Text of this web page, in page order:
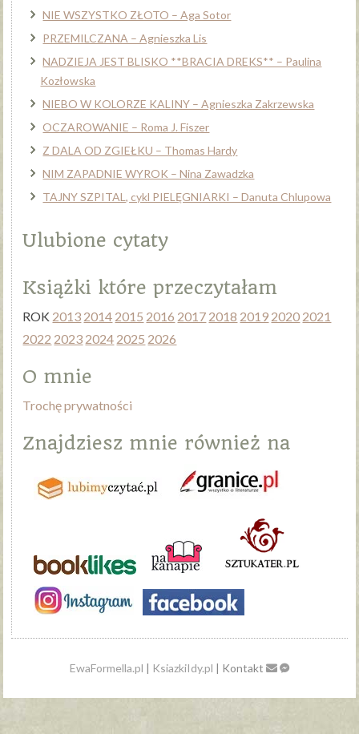
NIE WSZYSTKO ZŁOTO – Aga Sotor
PRZEMILCZANA – Agnieszka Lis
NADZIEJA JEST BLISKO **BRACIA DREKS** – Paulina
Kozłowska
NIEBO W KOLORZE KALINY – Agnieszka Zakrzewska
OCZAROWANIE – Roma J. Fiszer
Z DALA OD ZGIEŁKU – Thomas Hardy
NIM ZAPADNIE WYROK – Nina Zawadzka
TAJNY SZPITAL, cykl PIELĘGNIARKI – Danuta Chlupowa
Ulubione cytaty
Książki które przeczytałam
ROK 2013 2014 2015 2016 2017 2018 2019 2020 2021
2022 2023 2024 2025 2026
O mnie
Trochę prywatności
Znajdziesz mnie również na
EwaFormella.pl | KsiazkiIdy.pl | Kontakt